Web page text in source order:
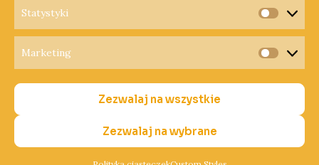
Statystyki
Marketing
Zezwalaj na wszystkie
Zezwalaj na wybrane
Polityka Cookies